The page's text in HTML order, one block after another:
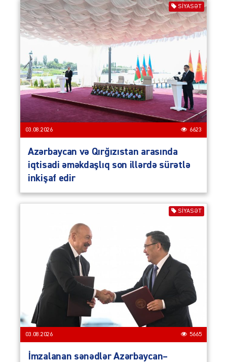
SIYASƏT
03.08.2026 6623
Azərbaycan və Qırğızıstan arasında
iqtisadi əməkdaşlıq son illərdə sürətlə
inkişaf edir
SIYASƏT
03.08.2026 5665
İmzalanan sənədlər Azərbaycan–